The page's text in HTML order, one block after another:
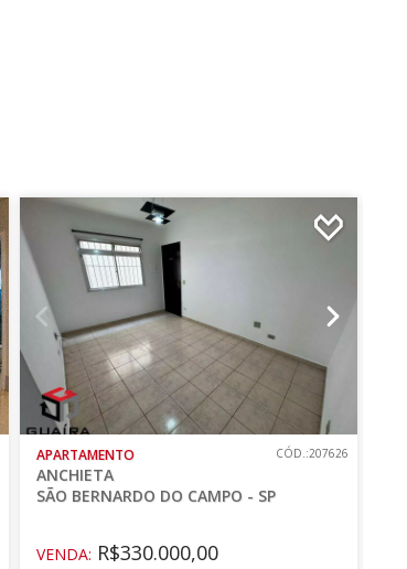
APARTAMENTO
ANCHIETA
SÃO BERNARDO DO CAMPO - SP
CÓD.:207626
VENDA: R$330.000,00